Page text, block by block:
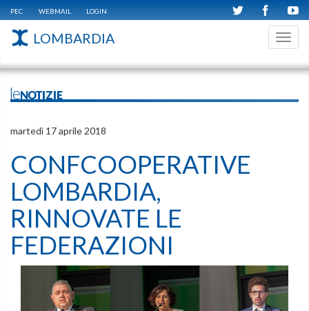
PEC WEBMAIL LOGIN
LOMBARDIA
leNOTIZIE
martedì 17 aprile 2018
CONFCOOPERATIVE
LOMBARDIA,
RINNOVATE LE
FEDERAZIONI